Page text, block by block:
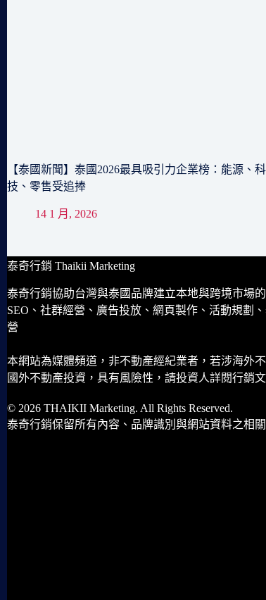
【泰國新聞】泰國2026最具吸引力企業榜：能源、科
技、零售受追捧
14 1 月, 2026
泰奇行銷 Thaikii Marketing
泰奇行銷協助台灣與泰國品牌建立本地與跨境市場
SEO、社群經營、廣告投放、網頁製作、活動規劃
營
本網站為媒體頻道，非不動產經紀業者，若涉海外
國外不動產投資，具有風險性，請投資人詳閱行銷
© 2026 THAIKII Marketing. All Rights Reserved.
泰奇行銷保留所有內容、品牌識別與網站資料之相關